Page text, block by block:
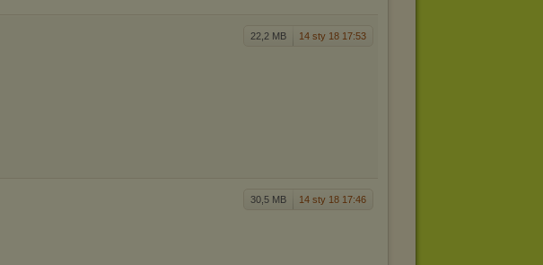
22,2 MB 14 sty 18 17:53
30,5 MB 14 sty 18 17:46